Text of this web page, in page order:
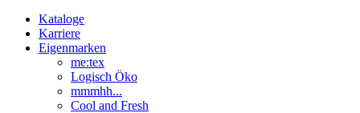
Kataloge
Karriere
Eigenmarken
me:tex
Logisch Öko
mmmhh...
Cool and Fresh